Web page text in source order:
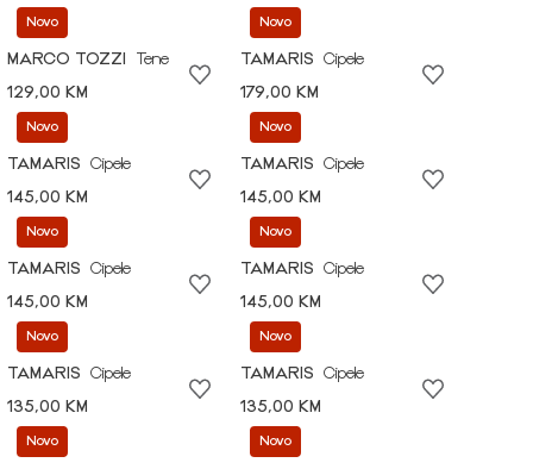
Novo
MARCO TOZZI
Tene
129,00 KM
Novo
TAMARIS
Cipele
179,00 KM
Novo
TAMARIS
Cipele
145,00 KM
Novo
TAMARIS
Cipele
145,00 KM
Novo
TAMARIS
Cipele
145,00 KM
Novo
TAMARIS
Cipele
145,00 KM
Novo
TAMARIS
Cipele
135,00 KM
Novo
TAMARIS
Cipele
135,00 KM
Novo Novo